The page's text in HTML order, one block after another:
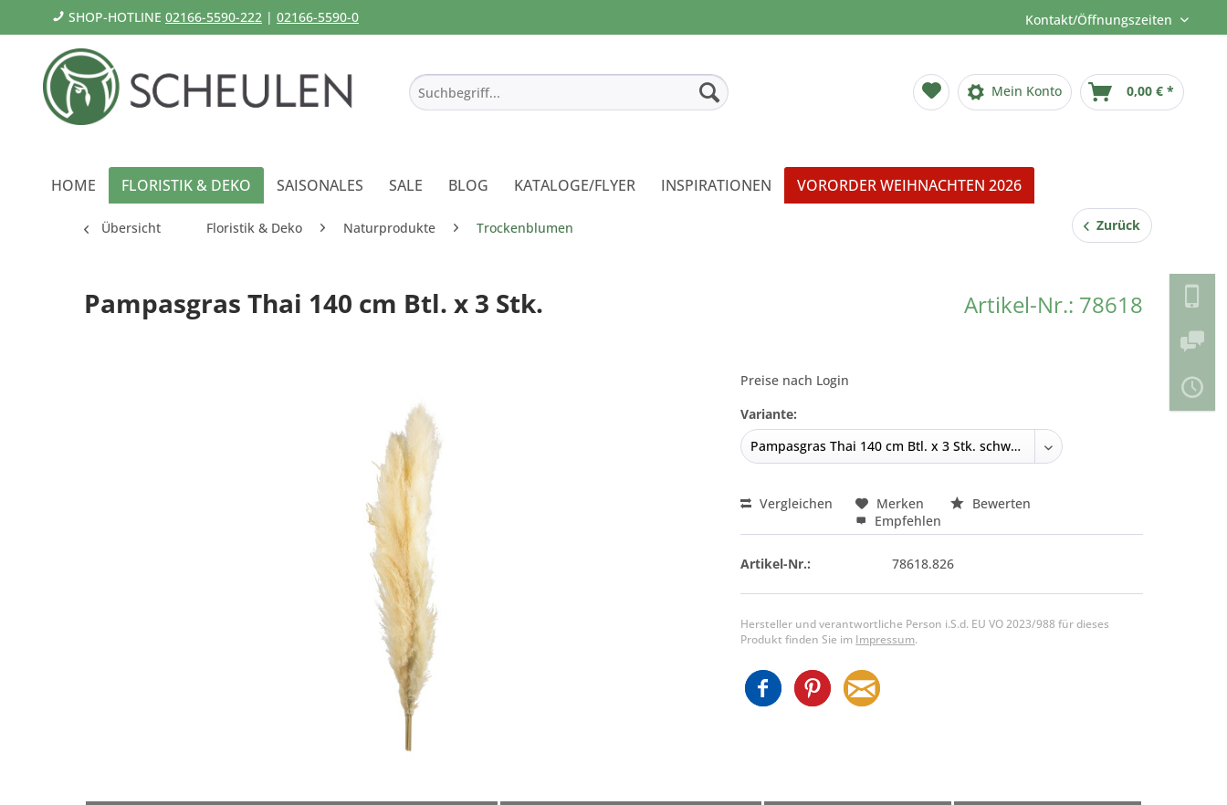
SHOP-HOTLINE 02166-5590-222 | 02166-5590-0 Kontakt/Öffnungszeiten
Mein Konto 0,00 € *
HOME FLORISTIK & DEKO SAISONALES SALE BLOG KATALOGE/FLYER INSPIRATIONEN VORORDER WEIHNACHTEN 2026
Übersicht Floristik & Deko Naturprodukte Trockenblumen Zurück
Artikel-Nr.: 78618
Pampasgras Thai 140 cm Btl. x 3 Stk.
Preise nach Login
Variante:
Vergleichen Merken
Bewerten
Empfehlen
Artikel-Nr.: 78618.826
Hersteller und verantwortliche Person i.S.d. EU VO 2023/988 für dieses
Produkt finden Sie im Impressum.